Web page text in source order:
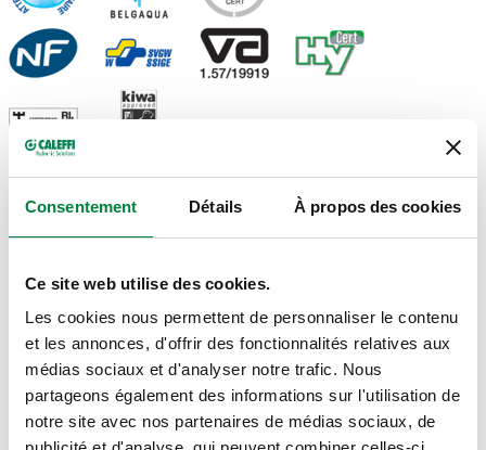
Consentement Détails À propos des cookies
Ce site web utilise des cookies.
Les cookies nous permettent de personnaliser le contenu
et les annonces, d'offrir des fonctionnalités relatives aux
médias sociaux et d'analyser notre trafic. Nous
partageons également des informations sur l'utilisation de
notre site avec nos partenaires de médias sociaux, de
SCHÉMAS ET SPÉCIFICATIONS
Code article Raccord
575005 DN 50 (EN 1092-1) PN 10
Plans 2D